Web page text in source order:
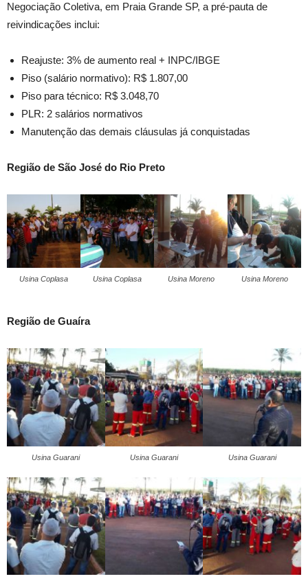
Negociação Coletiva, em Praia Grande SP, a pré-pauta de
reivindicações inclui:
Reajuste: 3% de aumento real + INPC/IBGE
Piso (salário normativo): R$ 1.807,00
Piso para técnico: R$ 3.048,70
PLR: 2 salários normativos
Manutenção das demais cláusulas já conquistadas
Região de São José do Rio Preto
Usina Coplasa Usina Coplasa Usina Moreno Usina Moreno
Região de Guaíra
Usina Guarani Usina Guarani Usina Guarani